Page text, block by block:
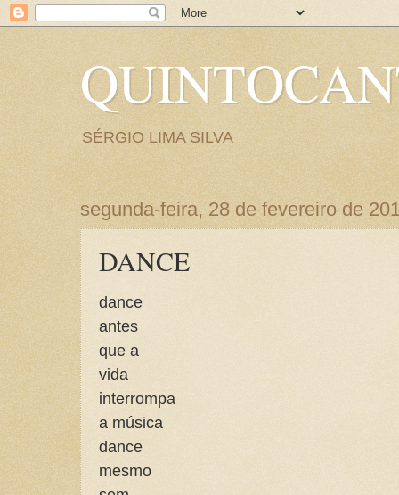
SÉRGIO LIMA SILVA
segunda-feira, 28 de fevereiro de
DANCE
dance
antes
que a
vida
interrompa
a música
dance
mesmo